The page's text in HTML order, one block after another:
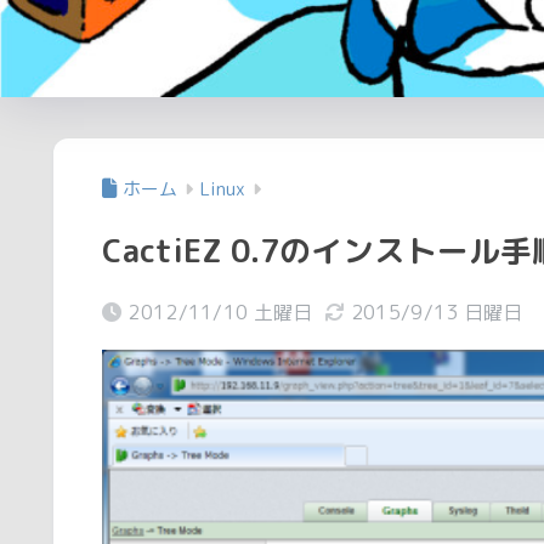
ホーム Linux
CactiEZ 0.7のインストール手
2012/11/10 土曜日 2015/9/13 日曜日